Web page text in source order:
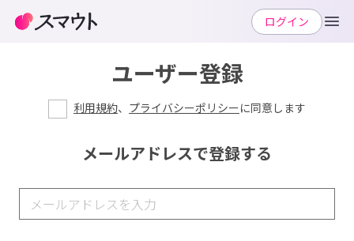
ユーザー登録
利用規約、 プライバシーポリシーに同意します
メールアドレスで登録する
ログイン